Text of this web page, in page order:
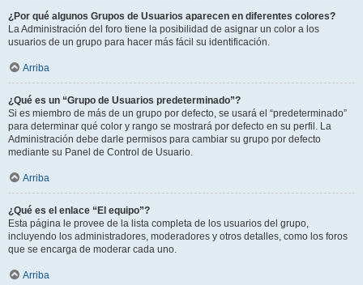
¿Por qué algunos Grupos de Usuarios aparecen en diferentes colores?
La Administración del foro tiene la posibilidad de asignar un color a los
usuarios de un grupo para hacer más fácil su identificación.
Arriba
¿Qué es un “Grupo de Usuarios predeterminado”?
Si es miembro de más de un grupo por defecto, se usará el “predeterminado”
para determinar qué color y rango se mostrará por defecto en su perfil. La
Administración debe darle permisos para cambiar su grupo por defecto
mediante su Panel de Control de Usuario.
Arriba
¿Qué es el enlace “El equipo”?
Esta página le provee de la lista completa de los usuarios del grupo,
incluyendo los administradores, moderadores y otros detalles, como los foros
que se encarga de moderar cada uno.
Arriba